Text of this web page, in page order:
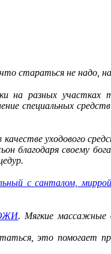
стараться не надо,
разных участках
специальных
уходового
благодаря своему
с санталом, миррой
. Мягкие массажные
это помогает